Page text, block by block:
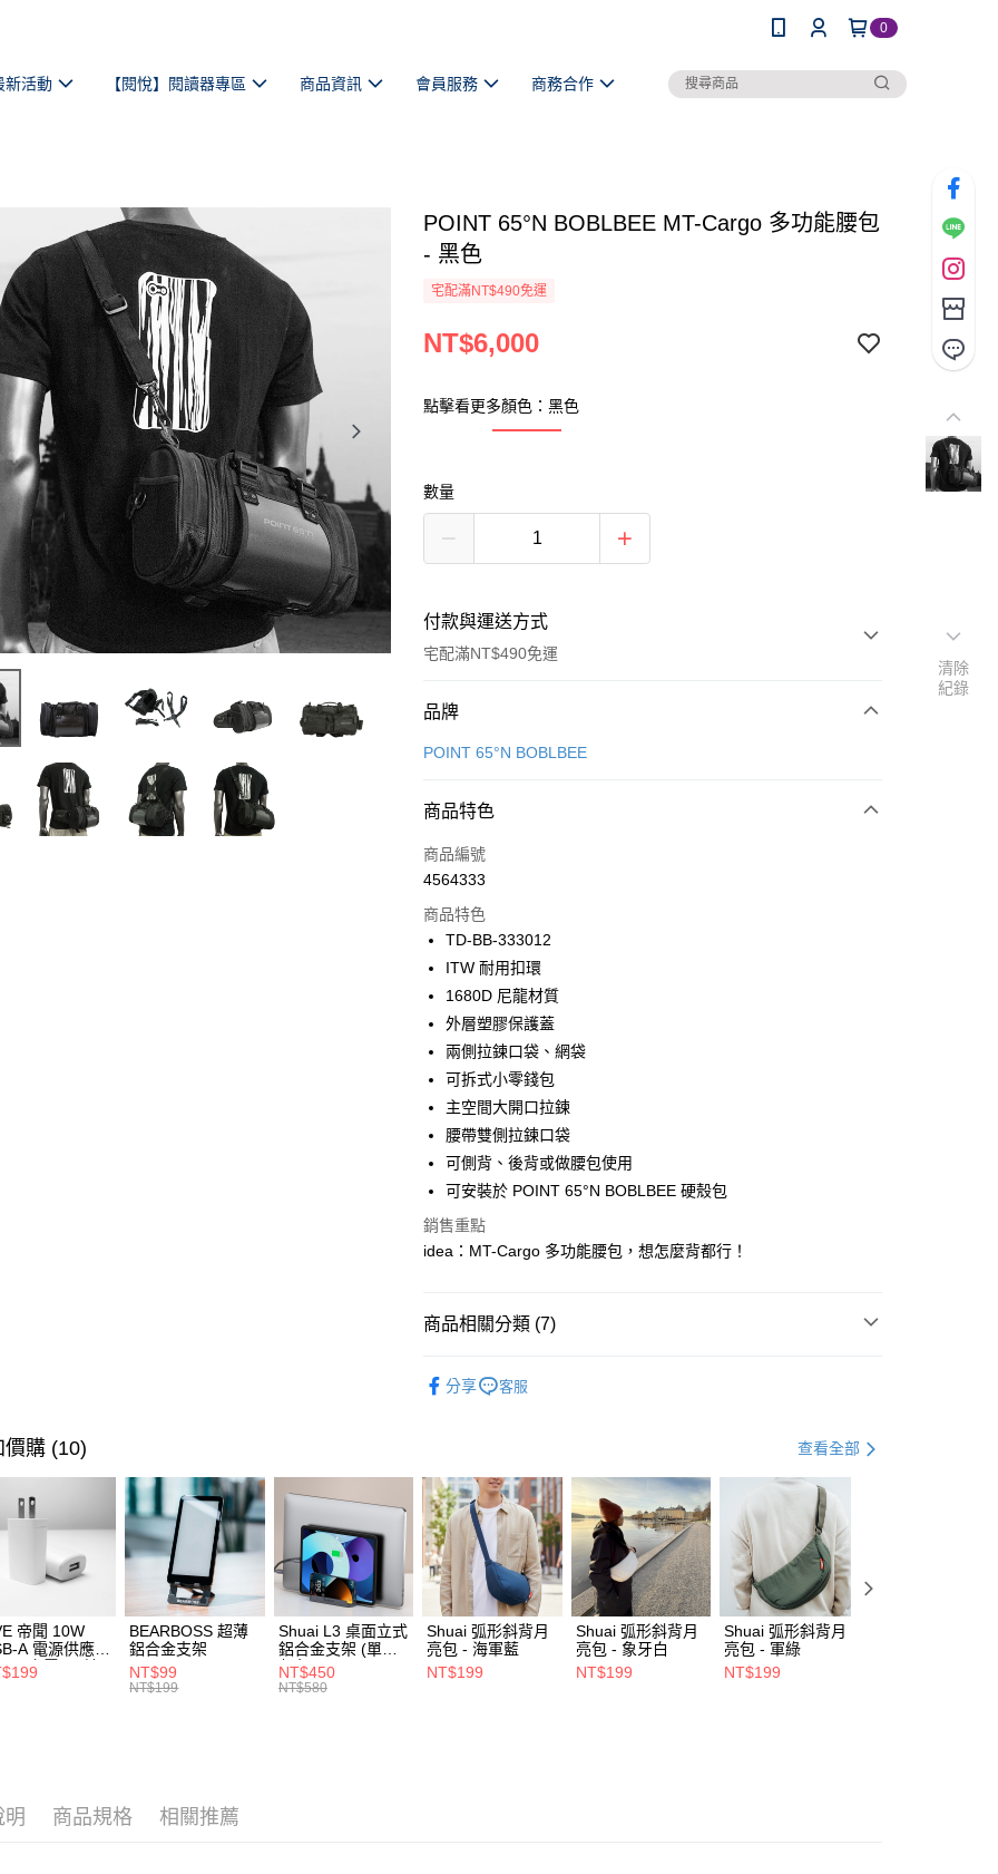
0
新活動 【閱悅】閱讀器專區 商品資訊 會員服務 商務合作
POINT 65°N BOBLBEE MT-Cargo 多功能腰包
- 黑色
宅配滿NT$490免運
NT$6,000
點擊看更多顏色：黑色
數量
付款與運送方式
宅配滿NT$490免運
付款方式
信用卡一次付款
合作金庫商業銀行
華南商業銀行
上海商業儲蓄銀行
國泰世華商業銀行
臺灣中小企業銀行
聯邦商業銀行
元大商業銀行
玉山商業銀行
台新國際商業銀行
台灣樂天信用卡公司
6 期 0 利率 每期
華南商業銀行
上海商業儲蓄銀行
國泰世華商業銀行
臺灣中小企業銀行
匯豐（台灣）商業銀行
元大商業銀行
玉山商業銀行
台新國際商業銀行
台灣樂天信用卡公司
LINE Pay
Apple Pay
悠遊付
Google Pay
全盈+PAY
【大哥付你分期使用說明】
1.本服務由台灣大哥大提供，台灣大哥大用戶可立即使用無須另外申請。
流程，驗證手機門號後，選擇欲分期的期數、繳款截止日，確認付款後即
4.訂單成立30分鐘內，如未前往確認交易或遇審核未通過，訂單將自動取
【繳款方式說明】
1.分期款項不併入電信帳單，「大哥付你分期」於每月結算日後寄送繳費提
2.透過簡訊連結打開帳單後，可選擇「超商條碼／台灣大直營門市／銀行轉
【注意事項】
1.本服務係由「台灣大哥大股份有限公司」（以下簡稱本公司）所提供，讓
用戶於交易時，得透過本服務購買商品或服務，並由商店將買賣／分期付
款買賣價金債權讓與本公司後，依約使用本公司帳單繳交帳款。
2.基於同意付款使用「大哥付你分期」之契約關係目的，商店將以您的個人
資料（包含姓名、電話或地址）提供予台灣大哥大進項蒐集、處理及利
用，由本公司與您本人進行分期帳單所需資料之確認、核對及更正。
3.完整用戶服務條款，請詳閱以下連結：https://oppay.tw/userRule
ATM付款
貨到付款
運送方式
每筆NT$100，滿NT$1,000(含以上)免運費
離島郵局
每筆NT$100，滿NT$1,500(含以上)免運費
付款後門市自取
免運費
貨到付款
品牌
POINT 65°N BOBLBEE
商品特色
商品編號
4564333
商品特色
TD-BB-333012
ITW 耐用扣環
1680D 尼龍材質
外層塑膠保護蓋
兩側拉鍊口袋、網袋
可拆式小零錢包
主空間大開口拉鍊
腰帶雙側拉鍊口袋
可側背、後背或做腰包使用
可安裝於 POINT 65°N BOBLBEE 硬殼包
銷售重點
idea：MT-Cargo 多功能腰包，想怎麼背都行！
商品相關分類 (7)
👑 品牌旗艦館 Point 65° N 旗艦館👑
▶ Boblbee 週邊組合零
件 / 配件
👑 品牌旗艦館 Point 65° N 旗艦館👑 ▶ 日常背包 / 隨身小包
⭐ 精選活動 💡 背包提袋｜回饋 2%
行李箱包與旅遊配件 背包提袋 硬殼後背包
分享 客服
價購 (10) 查看全部
帝聞 10W
A 電源供應器
充電頭 (適
讀器、小電流
BEARBOSS 超薄
鋁合金支架
NT$99
NT$199
Shuai L3 桌面立式
鋁合金支架 (單夾 /
灰色)
NT$450
NT$580
Shuai 弧形斜背月
亮包 - 海軍藍
NT$199
Shuai 弧形斜背月
亮包 - 象牙白
NT$199
Shuai 弧形斜背月
亮包 - 軍綠
NT$199
明 商品規格 相關推薦
清除
紀錄